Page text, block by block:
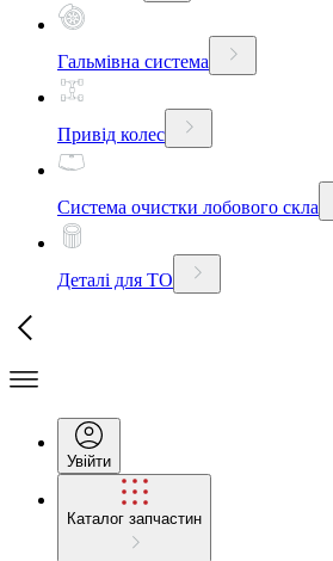
Гальмівна система
Привід колес
Система очистки лобового скла
Деталі для ТО
Увійти
Каталог запчастин